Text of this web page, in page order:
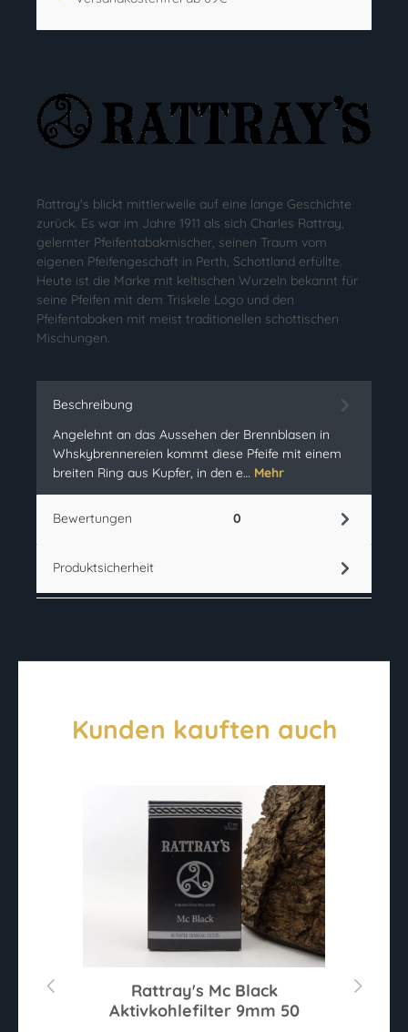
Rattray's blickt mittlerweile auf eine lange Geschichte
zurück. Es war im Jahre 1911 als sich Charles Rattray,
gelernter Pfeifentabakmischer, seinen Traum vom
eigenen Pfeifengeschäft in Perth, Schottland erfüllte.
Heute ist die Marke mit keltischen Wurzeln bekannt für
seine Pfeifen mit dem Triskele Logo und den
Pfeifentabaken mit meist traditionellen schottischen
Mischungen.
Beschreibung
Angelehnt an das Aussehen der Brennblasen in
Whskybrennereien kommt diese Pfeife mit einem
breiten Ring aus Kupfer, in den e… Mehr
Bewertungen 0
Produktsicherheit
Kunden kauften auch
Rattray's Mc Black
Aktivkohlefilter 9mm 50